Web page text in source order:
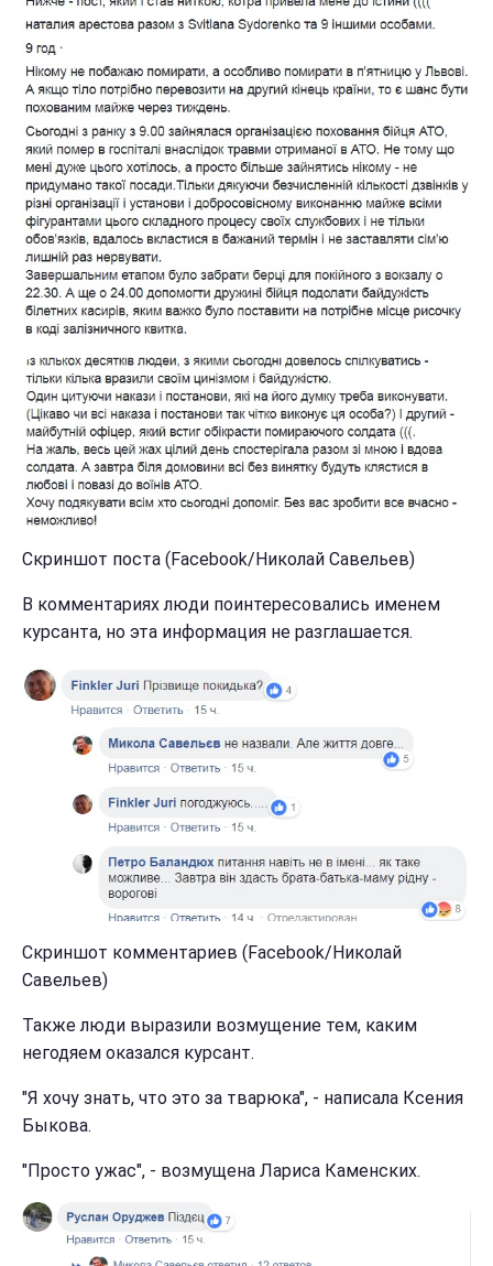
Скриншот поста (Facebook/Николай Савельев)
В комментариях люди поинтересовались именем
курсанта, но эта информация не разглашается.
Скриншот комментариев (Facebook/Николай
Савельев)
Также люди выразили возмущение тем, каким
негодяем оказался курсант.
"Я хочу знать, что это за тварюка", - написала Ксения
Быкова.
"Просто ужас", - возмущена Лариса Каменских.